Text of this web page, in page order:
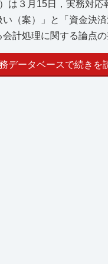
は３月15日，実務対
（案）」と「資金決
計処理に関する論点
データベースで続きを